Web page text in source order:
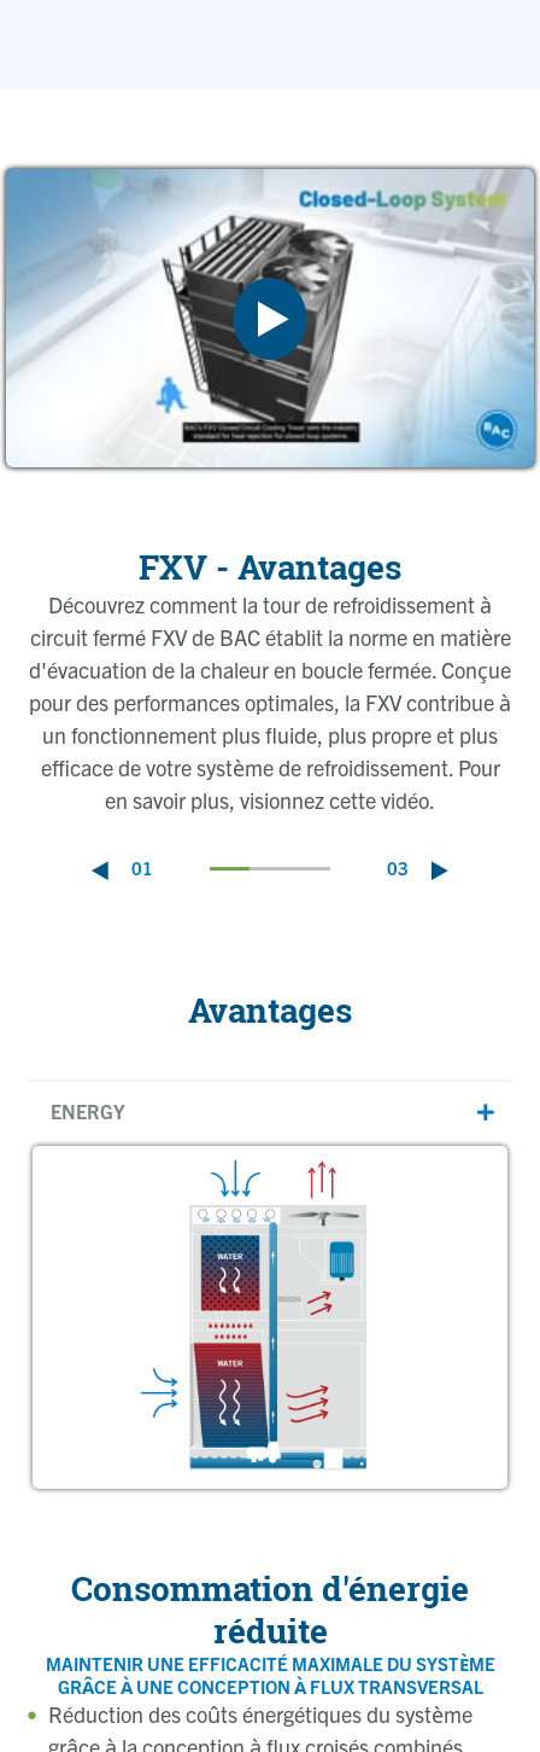
FXV - Avantages
Découvrez comment la tour de refroidissement à
circuit fermé FXV de BAC établit la norme en matière
d'évacuation de la chaleur en boucle fermée. Conçue
pour des performances optimales, la FXV contribue à
un fonctionnement plus fluide, plus propre et plus
efficace de votre système de refroidissement. Pour
en savoir plus, visionnez cette vidéo.
01 03
Avantages
ENERGY
Consommation d'énergie
réduite
MAINTENIR UNE EFFICACITÉ MAXIMALE DU SYSTÈME
GRÂCE À UNE CONCEPTION À FLUX TRANSVERSAL
Réduction des coûts énergétiques du système